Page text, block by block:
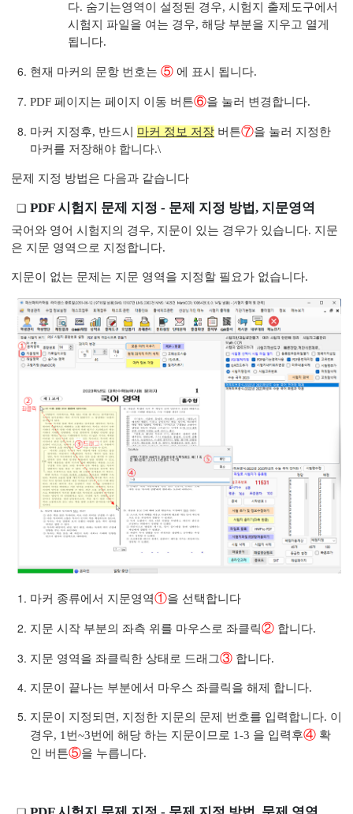
뉴설명
하기
등록
기
다. 숨기는영역이 설정된 경우, 시험지 출제도구에서
시험지 파일을 여는 경우, 해당 부분을 지우고 열게
됩니다.
현재 마커의 문항 번호는 ⑤ 에 표시 됩니다.
PDF 페이지는 페이지 이동 버튼⑥을 눌러 변경합니다.
마커 지정후, 반드시 마커 정보 저장 버튼⑦을 눌러 지정한
마커를 저장해야 합니다.\
문제 지정 방법은 다음과 같습니다
PDF 시험지 문제 지정 - 문제 지정 방법, 지문영역
국어와 영어 시험지의 경우, 지문이 있는 경우가 있습니다. 지문
은 지문 영역으로 지정합니다.
지문이 없는 문제는 지문 영역을 지정할 필요가 없습니다.
마커 종류에서 지문영역①을 선택합니다
지문 시작 부분의 좌측 위를 마우스로 좌클릭② 합니다.
지문 영역을 좌클릭한 상태로 드래그③ 합니다.
지문이 끝나는 부분에서 마우스 좌클릭을 해제 합니다.
지문이 지정되면, 지정한 지문의 문제 번호를 입력합니다. 이
경우, 1번~3번에 해당 하는 지문이므로 1-3 을 입력후④ 확
인 버튼⑤을 누릅니다.